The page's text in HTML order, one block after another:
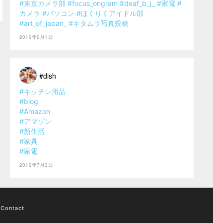
#東京カメラ部 #focus_ongram #deaf_b_j_ #家電 #
カメラ #パソコン #ほくりくアイドル部
#art_of_japan_
#キタムラ写真投稿
2019年9月1日
#dish
#キッチン用品
#blog
#Amazon
#アマゾン
#新生活
#家具
#家電
2019年7月3日
Contact